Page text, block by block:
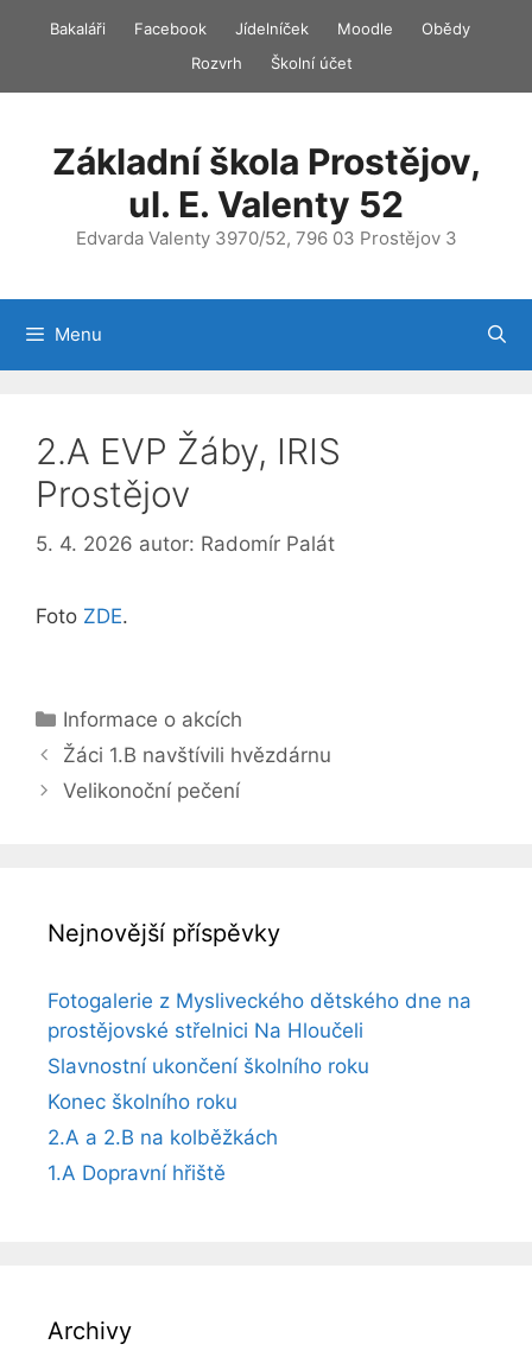
Bakaláři Facebook Jídelníček Moodle
Obědy
Rozvrh
Školní účet
Základní škola Prostějov,
ul. E. Valenty 52
Edvarda Valenty 3970/52, 796 03 Prostějov 3
Menu
2.A EVP Žáby, IRIS
Prostějov
5. 4. 2026 autor: Radomír Palát
Foto ZDE.
Rubriky
Informace o akcích
Žáci 1.B navštívili hvězdárnu
Velikonoční pečení
Nejnovější příspěvky
Fotogalerie z Mysliveckého dětského dne na
prostějovské střelnici Na Hloučeli
Slavnostní ukončení školního roku
Konec školního roku
2.A a 2.B na kolběžkách
1.A Dopravní hřiště
Archivy